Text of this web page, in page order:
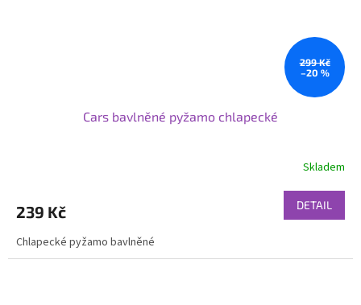
299 Kč
–20 %
Cars bavlněné pyžamo chlapecké
Skladem
239 Kč DETAIL
Chlapecké pyžamo bavlněné